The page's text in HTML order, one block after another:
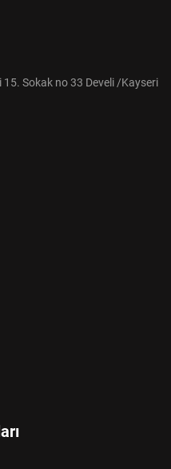
15. Sokak no 33 Develi /Kayseri